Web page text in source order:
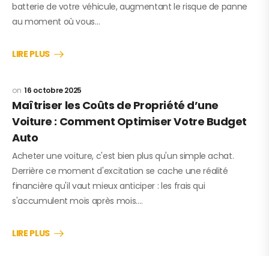
batterie de votre véhicule, augmentant le risque de panne
au moment où vous…
LIRE PLUS
16 octobre 2025
Maîtriser les Coûts de Propriété d’une
Voiture : Comment Optimiser Votre Budget
Auto
Acheter une voiture, c'est bien plus qu'un simple achat.
Derrière ce moment d'excitation se cache une réalité
financière qu'il vaut mieux anticiper : les frais qui
s'accumulent mois après mois.…
LIRE PLUS